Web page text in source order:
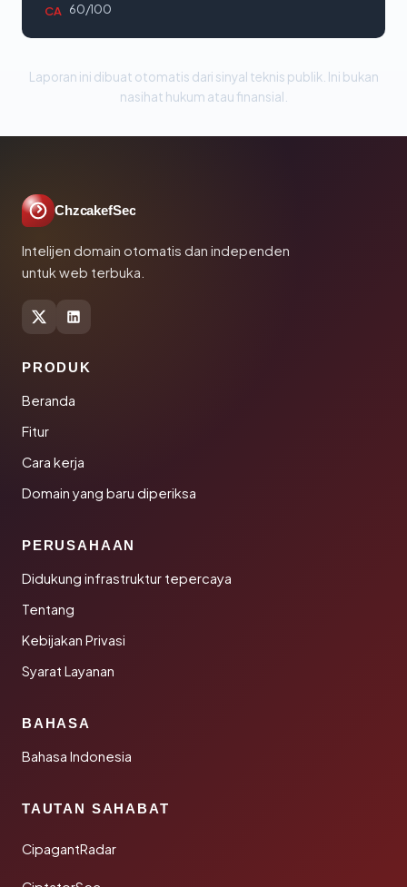
CA 60/100
Laporan ini dibuat otomatis dari sinyal teknis publik. Ini bukan
nasihat hukum atau finansial.
ChzcakefSec
Intelijen domain otomatis dan independen
untuk web terbuka.
PRODUK
Beranda
Fitur
Cara kerja
Domain yang baru diperiksa
PERUSAHAAN
Didukung infrastruktur tepercaya
Tentang
Kebijakan Privasi
Syarat Layanan
BAHASA
Bahasa Indonesia
TAUTAN SAHABAT
CipagantRadar